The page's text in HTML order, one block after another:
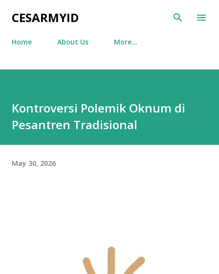
Skip to main content
CESARMYID
Home About Us More…
Kontroversi Polemik Oknum di
Pesantren Tradisional
May 30, 2026